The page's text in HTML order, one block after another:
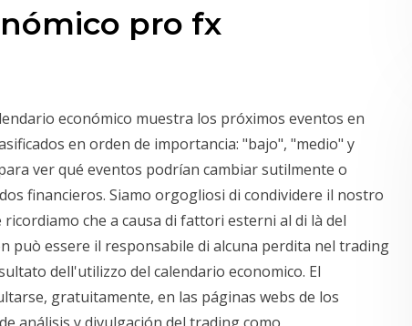
pro fx
económico muestra los próximos eventos en
en orden de importancia: "bajo", "medio" y
ver qué eventos podrían cambiar sutilmente o
financieros. Siamo orgogliosi di condividere il nostro
che a causa di fattori esterni al di là del
può essere il responsabile di alcuna perdita nel trading
dell'utilizzo del calendario economico. El
gratuitamente, en las páginas webs de los